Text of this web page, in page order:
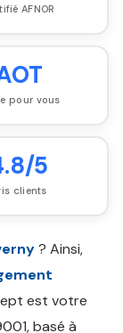
AFNOR
pour vous
5
clients
? Ainsi,
est votre
basé à